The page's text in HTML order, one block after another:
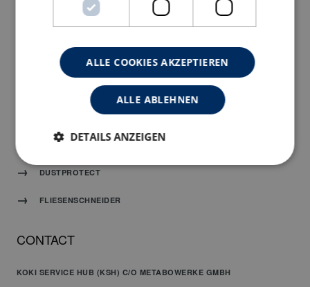
SCHLEIFTELLER & FUGENFRÄSER
SCHLEIFEN & POLIEREN
DIAMANTBOHRKRONEN
KERNBOHRMASCHINEN
STATIVE & KERNBOHRSYSTEME
DUSTPROTECT
FLIESENSCHNEIDER
CONTACT
KOKI SERVICE HUB (KSH) C/O METABOWERKE GMBH
ALLE COOKIES AKZEPTIEREN
ALLE ABLEHNEN
DETAILS ANZEIGEN